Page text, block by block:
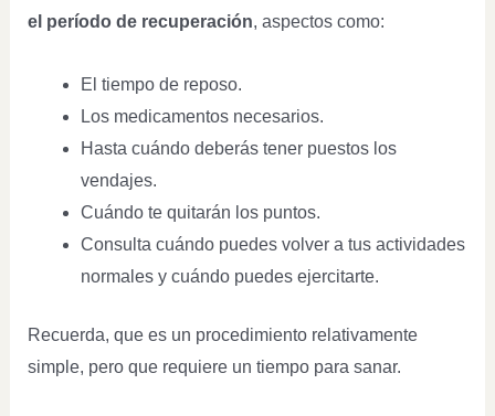
el período de recuperación, aspectos como:
El tiempo de reposo.
Los medicamentos necesarios.
Hasta cuándo deberás tener puestos los
vendajes.
Cuándo te quitarán los puntos.
Consulta cuándo puedes volver a tus actividades
normales y cuándo puedes ejercitarte.
Recuerda, que es un procedimiento relativamente
simple, pero que requiere un tiempo para sanar.